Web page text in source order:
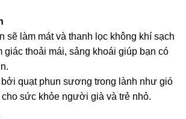
sẽ làm mát và thanh lọc không khí sạch
giác thoải mái, sảng khoái giúp bạn có
quạt phun sương trong lành như gió
sức khỏe người già và trẻ nhỏ.